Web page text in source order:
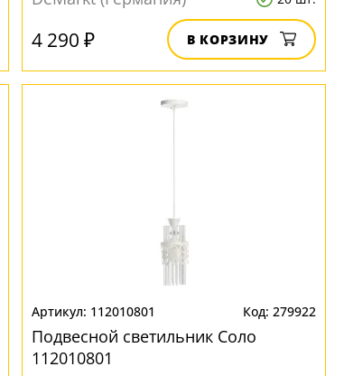
4 290 ₽ В КОРЗИНУ
112010801 279922
Подвесной светильник Соло
112010801